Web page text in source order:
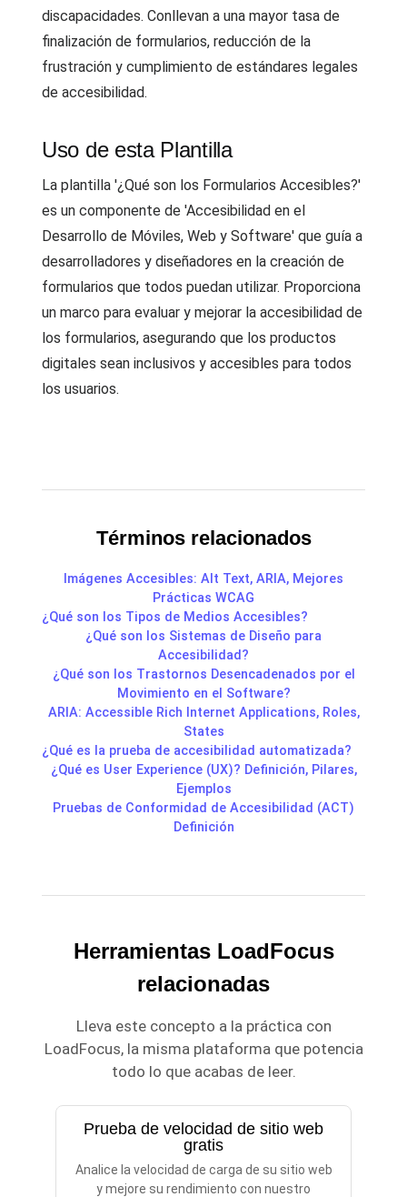
discapacidades. Conllevan a una mayor tasa de
finalización de formularios, reducción de la
frustración y cumplimiento de estándares legales
de accesibilidad.
Uso de esta Plantilla
La plantilla '¿Qué son los Formularios Accesibles?'
es un componente de 'Accesibilidad en el
Desarrollo de Móviles, Web y Software' que guía a
desarrolladores y diseñadores en la creación de
formularios que todos puedan utilizar. Proporciona
un marco para evaluar y mejorar la accesibilidad de
los formularios, asegurando que los productos
digitales sean inclusivos y accesibles para todos
los usuarios.
Términos relacionados
Imágenes Accesibles: Alt Text, ARIA, Mejores
Prácticas WCAG
¿Qué son los Tipos de Medios Accesibles?
¿Qué son los Sistemas de Diseño para
Accesibilidad?
¿Qué son los Trastornos Desencadenados por el
Movimiento en el Software?
ARIA: Accessible Rich Internet Applications, Roles,
States
¿Qué es la prueba de accesibilidad automatizada?
¿Qué es User Experience (UX)? Definición, Pilares,
Ejemplos
Pruebas de Conformidad de Accesibilidad (ACT)
Definición
Herramientas LoadFocus
relacionadas
Lleva este concepto a la práctica con
LoadFocus, la misma plataforma que potencia
todo lo que acabas de leer.
Prueba de velocidad de sitio web
gratis
Analice la velocidad de carga de su sitio web
y mejore su rendimiento con nuestro